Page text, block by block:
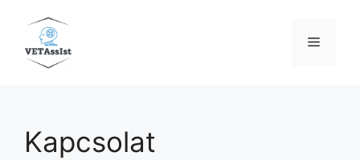
tartalomba
Menü
Kapcsolat